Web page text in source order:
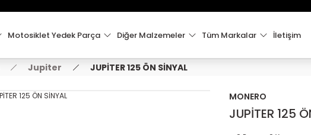
2000 TL VE ÜZERİ KARGO ÜCRETSİZ !
Motosiklet Yedek Parça Diğer Malzemeler Tüm Markalar İletişim
Jupiter JUPİTER 125 ÖN SİNYAL
MONERO
JUPİTER 125